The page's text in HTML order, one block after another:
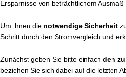
Ersparnisse von beträchtlichem Ausmaß
Um Ihnen die notwendige Sicherheit
Schritt durch den Stromvergleich und
Zunächst geben Sie bitte einfach den
beziehen Sie sich dabei auf die letzten